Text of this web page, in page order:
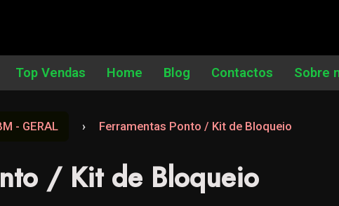
Top Vendas Home Blog Contactos Sobre
- GERAL Ferramentas Ponto / Kit de Bloqueio
/ Kit de Bloqueio